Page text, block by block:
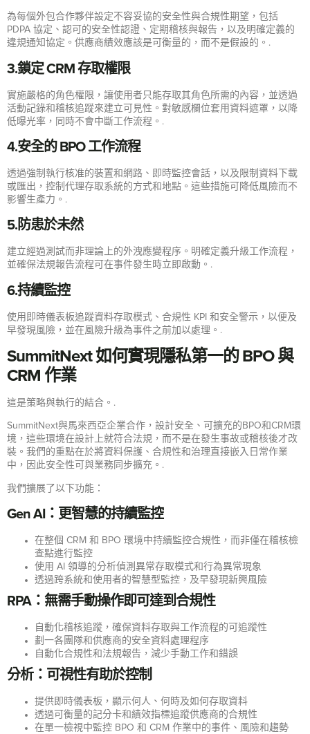
為每個外包合作夥伴設定不容妥協的安全性與合規性期望，包括
PDPA 協定、認可的安全性認證、定期稽核與報告，以及明確定義的
違規通知協定。供應商績效應該是可衡量的，而不是假設的。.
3.鎖定 CRM 存取權限
實施嚴格的角色權限，讓使用者只能存取其角色所需的內容，並透過
活動記錄和稽核追蹤來建立可見性。對敏感欄位套用資料遮罩，以降
低曝光率，同時不會中斷工作流程。.
4.安全的 BPO 工作流程
透過強制執行核准的裝置和網路、即時監控會話，以及限制資料下載
或匯出，控制代理存取系統的方式和地點。這些措施可降低風險而不
影響生產力。.
5.防患於未然
建立經過測試而非理論上的外洩應變程序。明確定義升級工作流程，
並確保法規報告流程可在事件發生時立即啟動。.
6.持續監控
使用即時儀表板追蹤資料存取模式、合規性 KPI 和安全警示，以便及
早發現風險，並在風險升級為事件之前加以處理。.
SummitNext 如何實現隱私第一的 BPO 與
CRM 作業
這是策略與執行的結合。.
SummitNext與馬來西亞企業合作，設計安全、可擴充的BPO和CRM環
境，這些環境在設計上就符合法規，而不是在發生事故或稽核後才改
裝。我們的重點在於將資料保護、合規性和治理直接嵌入日常作業
中，因此安全性可與業務同步擴充。.
我們擴展了以下功能：
Gen AI：更智慧的持續監控
在整個 CRM 和 BPO 環境中持續監控合規性，而非僅在稽核檢
查點進行監控
使用 AI 領導的分析偵測異常存取模式和行為異常現象
透過跨系統和使用者的智慧型監控，及早發現新興風險
RPA：無需手動操作即可達到合規性
自動化稽核追蹤，確保資料存取與工作流程的可追蹤性
劃一各團隊和供應商的安全資料處理程序
自動化合規性和法規報告，減少手動工作和錯誤
分析：可視性有助於控制
提供即時儀表板，顯示何人、何時及如何存取資料
透過可衡量的記分卡和績效指標追蹤供應商的合規性
在單一檢視中監控 BPO 和 CRM 作業中的事件、風險和趨勢